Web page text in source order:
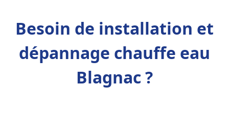
Besoin de installation et
dépannage chauffe eau
Blagnac ?